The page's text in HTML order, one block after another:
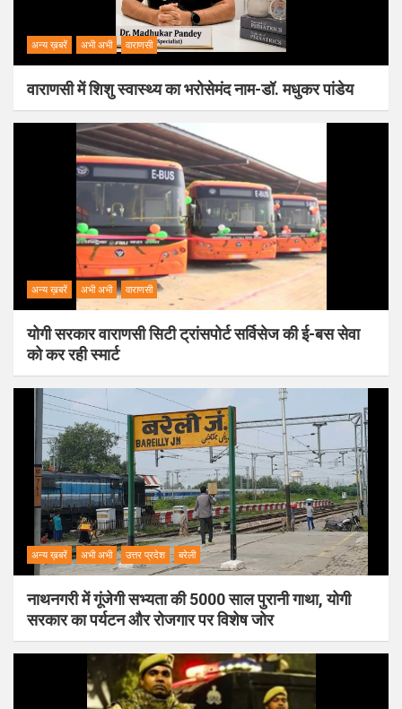
अन्य ख़बरें अभी अभी वाराणसी
वाराणसी में शिशु स्वास्थ्य का भरोसेमंद नाम-डॉ. मधुकर पांडेय
अन्य ख़बरें अभी अभी वाराणसी
योगी सरकार वाराणसी सिटी ट्रांसपोर्ट सर्विसेज की ई-बस सेवा
को कर रही स्मार्ट
अन्य ख़बरें अभी अभी उत्तर प्रदेश बरेली
नाथनगरी में गूंजेगी सभ्यता की 5000 साल पुरानी गाथा, योगी
सरकार का पर्यटन और रोजगार पर विशेष जोर